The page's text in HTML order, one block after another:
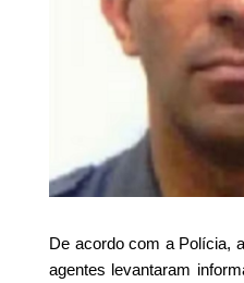
De acordo com a Polícia,
agentes levantaram